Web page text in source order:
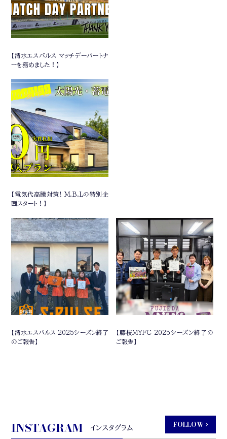
【清水エスパルス マッチデーパートナ
ーを務めました！】
【電気代高騰対策! M.B.Lの特別企
画スタート！】
【清水エスパルス 2025シーズン終了
のご報告】
【藤枝MYFC 2025シーズン終了の
ご報告】
INSTAGRAM インスタグラム FOLLOW